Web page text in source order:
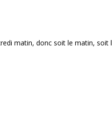
matin, donc soit le matin, soit